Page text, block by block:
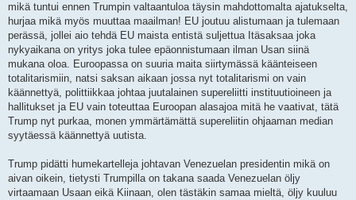
mikä tuntui ennen Trumpin valtaantuloa täysin mahdottomalta ajatukselta,
hurjaa mikä myös muuttaa maailman! EU joutuu alistumaan ja tulemaan
perässä, jollei aio tehdä EU maista entistä suljettua Itäsaksaa joka
nykyaikana on yritys joka tulee epäonnistumaan ilman Usan siinä
mukana oloa. Euroopassa on suuria maita siirtymässä käänteiseen
totalitarismiin, natsi saksan aikaan jossa nyt totalitarismi on vain
käännettyä, polittiikkaa johtaa juutalainen supereliitti instituutioineen ja
hallitukset ja EU vain toteuttaa Euroopan alasajoa mitä he vaativat, tätä
Trump nyt purkaa, monen ymmärtämättä supereliitin ohjaaman median
syytäessä käännettyä uutista.
Trump pidätti humekartelleja johtavan Venezuelan presidentin mikä on
aivan oikein, tietysti Trumpilla on takana saada Venezuelan öljy
virtaamaan Usaan eikä Kiinaan, olen tästäkin samaa mieltä, öljy kuuluu